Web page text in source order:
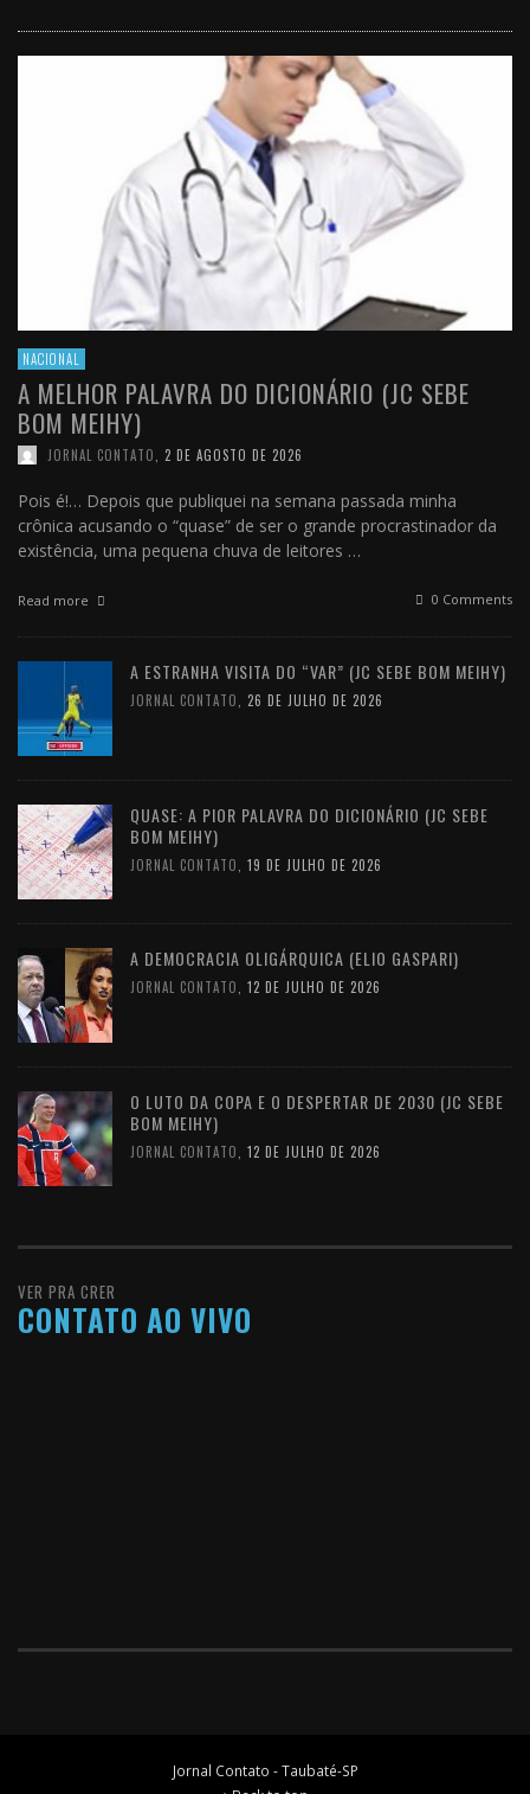
NACIONAL
A MELHOR PALAVRA DO DICIONÁRIO (JC SEBE
BOM MEIHY)
JORNAL CONTATO 2 DE AGOSTO DE 2026
Pois é!… Depois que publiquei na semana passada minha
crônica acusando o “quase” de ser o grande procrastinador da
existência, uma pequena chuva de leitores …
Read more 0 Comments
A ESTRANHA VISITA DO “VAR” (JC SEBE BOM MEIHY)
JORNAL CONTATO 26 DE JULHO DE 2026
QUASE: A PIOR PALAVRA DO DICIONÁRIO (JC SEBE
BOM MEIHY)
JORNAL CONTATO 19 DE JULHO DE 2026
A DEMOCRACIA OLIGÁRQUICA (ELIO GASPARI)
JORNAL CONTATO 12 DE JULHO DE 2026
O LUTO DA COPA E O DESPERTAR DE 2030 (JC SEBE
BOM MEIHY)
JORNAL CONTATO 12 DE JULHO DE 2026
VER PRA CRER
CONTATO AO VIVO
Jornal Contato - Taubaté-SP